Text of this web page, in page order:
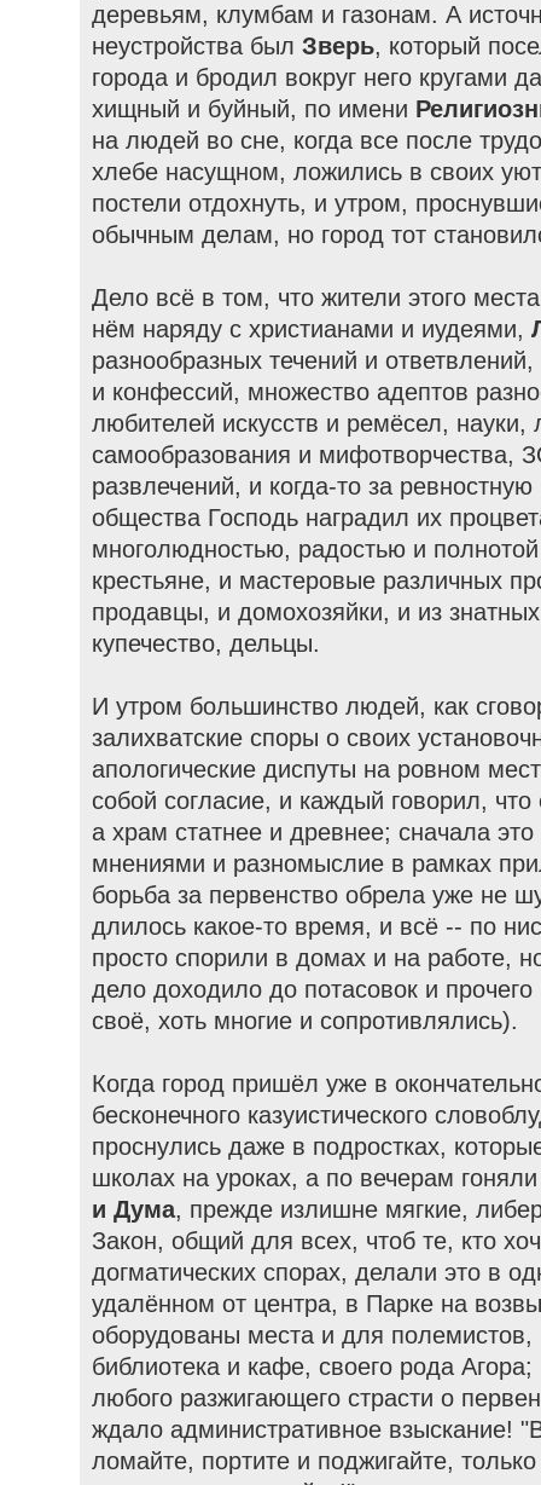
деревьям, клумбам и газонам. А
неустройства былЗверь, который
города и бродил вокруг него кругами
хищный и буйный, по имени
на людей во сне, когда все после
хлебе насущном, ложились в своих
постели отдохнуть, и утром,
обычным делам, но город тот
Дело всё в том, что жители этого
нём наряду с христианами и иудеями,
разнообразных течений и
и конфессий, множество адептов
любителей искусств и ремёсел, науки,
самообразования и мифотворчества,
развлечений, и когда-то за
общества Господь наградил их
многолюдностью, радостью и
крестьяне, и мастеровые различных
продавцы, и домохозяйки, и из
купечество, дельцы.
И утром большинство людей, как
залихватские споры о своих
апологические диспуты на ровном
собой согласие, и каждый говорил,
а храм статнее и древнее; сначала
мнениями и разномыслие в рамках
борьба за первенство обрела уже не
длилось какое-то время, и всё -- по
просто спорили в домах и на работе,
дело доходило до потасовок и
своё, хоть многие и сопротивлялись).
Когда город пришёл уже в
бесконечного казуистического
проснулись даже в подростках,
школах на уроках, а по вечерам
и Дума, прежде излишне мягкие,
Закон, общий для всех, чтоб те, кто
догматических спорах, делали это в
удалённом от центра, в Парке на
оборудованы места и для
библиотека и кафе, своего рода
любого разжигающего страсти о
ждало административное взыскание!
ломайте, портите и поджигайте,